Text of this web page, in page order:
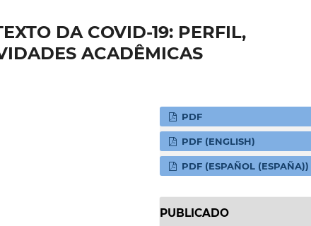
DA COVID-19: PERFIL,
ACADÊMICAS
PDF
PDF (ENGLISH)
PDF (ESPAÑOL (ESPAÑA))
PUBLICADO